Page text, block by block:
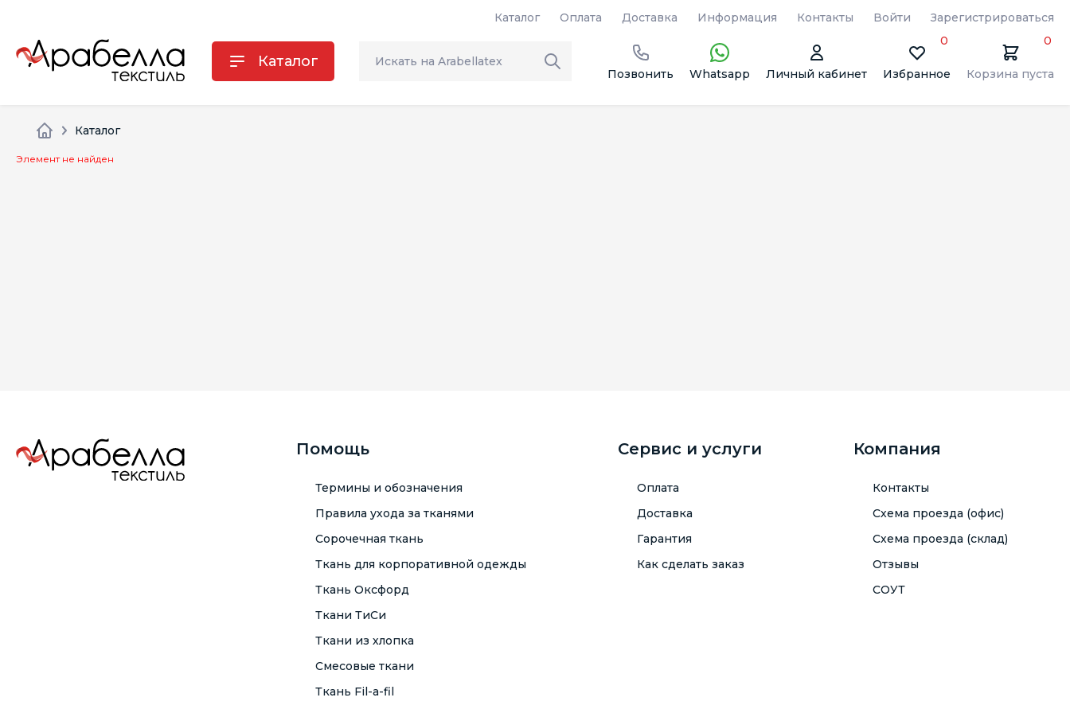
Каталог Оплата Доставка Информация Контакты Войти Зарегистрироваться
Каталог
Позвонить Whatsapp Личный кабинет Избранное
0
Корзина пуста
0
Каталог
Элемент не найден
Помощь
Термины и обозначения
Правила ухода за тканями
Сорочечная ткань
Ткань для корпоративной одежды
Ткань Оксфорд
Ткани ТиСи
Ткани из хлопка
Смесовые ткани
Ткань Fil-a-fil
Сервис и услуги
Оплата
Доставка
Гарантия
Как сделать заказ
Компания
Контакты
Схема проезда (офис)
Схема проезда (склад)
Отзывы
СОУТ